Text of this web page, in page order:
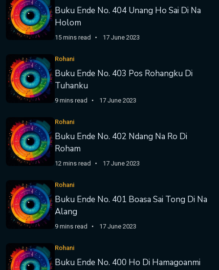
Buku Ende No. 404 Unang Ho Sai Di Na
Holom
15 mins read 17 June 2023
Rohani
Buku Ende No. 403 Pos Rohangku Di
Tuhanku
9 mins read 17 June 2023
Rohani
Buku Ende No. 402 Ndang Na Ro Di
Roham
12 mins read 17 June 2023
Rohani
Buku Ende No. 401 Boasa Sai Tong Di Na
Alang
9 mins read 17 June 2023
Rohani
Buku Ende No. 400 Ho Di Hamagoanmi